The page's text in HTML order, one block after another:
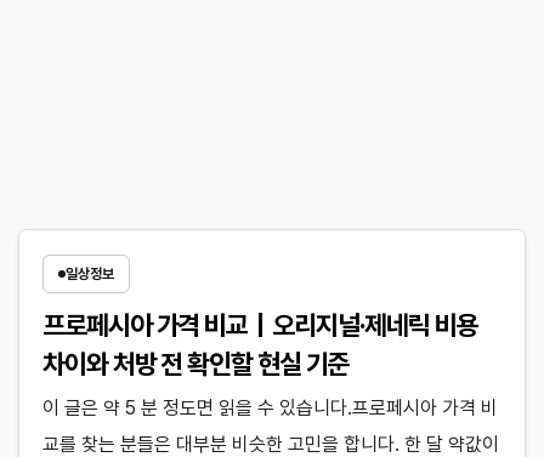
일상정보
프로페시아 가격 비교｜오리지널·제네릭 비용
차이와 처방 전 확인할 현실 기준
이 글은 약 5 분 정도면 읽을 수 있습니다.프로페시아 가격 비
교를 찾는 분들은 대부분 비슷한 고민을 합니다. 한 달 약값이